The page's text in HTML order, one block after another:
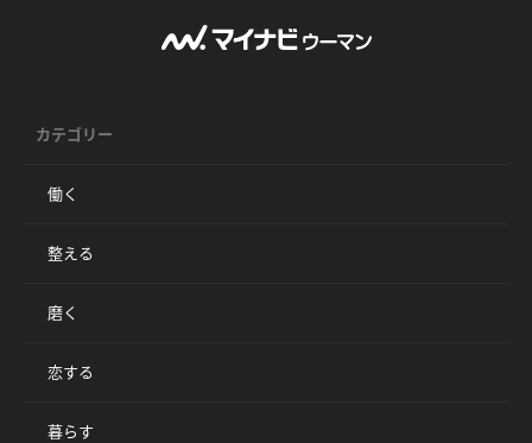
カテゴリー
働く
整える
磨く
恋する
暮らす